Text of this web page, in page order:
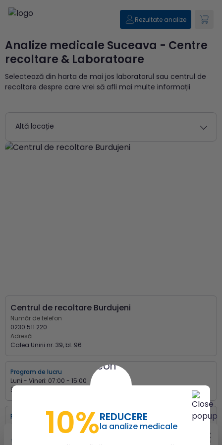
Rezultate analize
Analize medicale Suceava - Centre
recoltare & Laboratoare
Selectează din harta de mai jos laboratorul sau centrul de
recoltare despre care vrei să afli mai multe informații
Altă locație
Centrul de recoltare Burdujeni
Număr de telefon
0230 511 220
Adresă
Calea Unirii nr. 39, bl. 96
Program de lucru
Luni - Vineri: 07:00 - 15:00
Sâmbătă:
Program de recoltare
Luni - Vineri:
07:00 - 13:00
08:00 - 12:00
10%REDUCERE
la analize medicale